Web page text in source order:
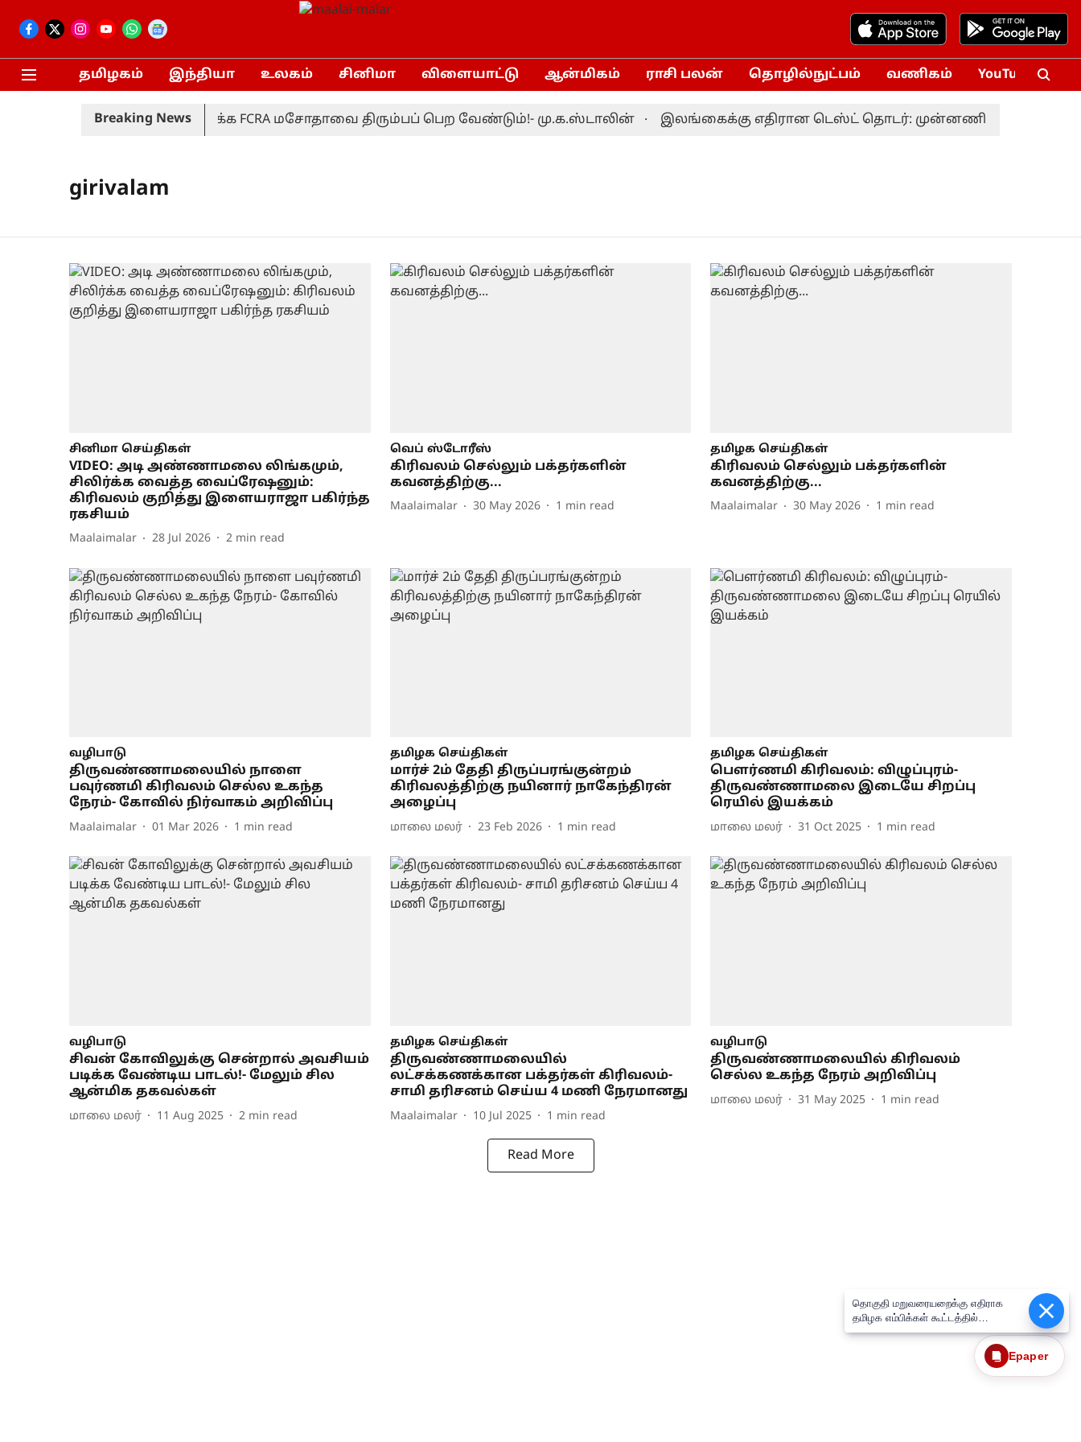
தமிழகம் இந்தியா உலகம் சினிமா விளையாட்டு ஆன்மிகம் ராசி பலன் தொழில்நுட்பம் வணிகம் YouTube
Breaking News
சிறுபான்மையினர் நலன் காக்க FCRA மசோதாவை திரும்பப் பெற வேண்டும்!- மு.க.ஸ்டாலின் இலங்கைக்கு எதிரான டெஸ்ட் தொடர்: முன்னணி வீரர் திடீர்
girivalam
சினிமா செய்திகள்
VIDEO: அடி அண்ணாமலை லிங்கமும்,
சிலிர்க்க வைத்த வைப்ரேஷனும்:
கிரிவலம் குறித்து இளையராஜா பகிர்ந்த
ரகசியம்
Maalaimalar 28 Jul 2026 2 min read
வெப் ஸ்டோரீஸ்
கிரிவலம் செல்லும் பக்தர்களின்
கவனத்திற்கு...
Maalaimalar 30 May 2026 1 min read
தமிழக செய்திகள்
கிரிவலம் செல்லும் பக்தர்களின்
கவனத்திற்கு...
Maalaimalar 30 May 2026 1 min read
வழிபாடு
திருவண்ணாமலையில் நாளை
பவுர்ணமி கிரிவலம் செல்ல உகந்த
நேரம்- கோவில் நிர்வாகம் அறிவிப்பு
Maalaimalar 01 Mar 2026 1 min read
தமிழக செய்திகள்
மார்ச் 2ம் தேதி திருப்பரங்குன்றம்
கிரிவலத்திற்கு நயினார் நாகேந்திரன்
அழைப்பு
மாலை மலர் 23 Feb 2026 1 min read
தமிழக செய்திகள்
பௌர்ணமி கிரிவலம்: விழுப்புரம்-
திருவண்ணாமலை இடையே சிறப்பு
ரெயில் இயக்கம்
மாலை மலர் 31 Oct 2025 1 min read
வழிபாடு
சிவன் கோவிலுக்கு சென்றால் அவசியம்
படிக்க வேண்டிய பாடல்!- மேலும் சில
ஆன்மிக தகவல்கள்
மாலை மலர் 11 Aug 2025 2 min read
தமிழக செய்திகள்
திருவண்ணாமலையில்
லட்சக்கணக்கான பக்தர்கள் கிரிவலம்-
சாமி தரிசனம் செய்ய 4 மணி நேரமானது
Maalaimalar 10 Jul 2025 1 min read
வழிபாடு
திருவண்ணாமலையில் கிரிவலம்
செல்ல உகந்த நேரம் அறிவிப்பு
மாலை மலர் 31 May 2025 1 min read
Read More
Epaper
தொகுதி மறுவரையறைக்கு எதிராக
தமிழக எம்பிக்கள் கூட்டத்தில்
ஒருமனதாக தீர்மானம் நிறைவேற்றம்: